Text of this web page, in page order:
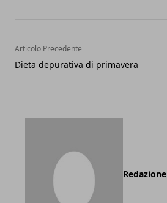
Articolo Precedente
Dieta depurativa di primavera
Redazione